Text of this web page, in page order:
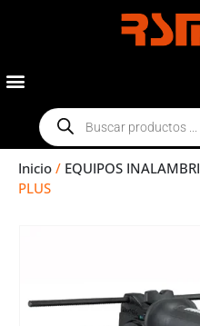
Inicio / EQUIPOS
PLUS